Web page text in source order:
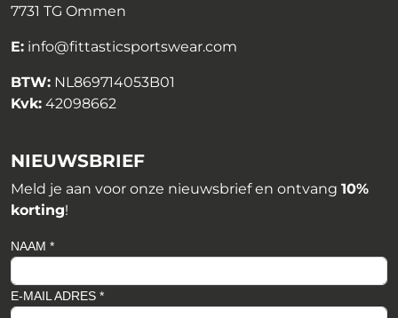
7731 TG Ommen
E: info@fittasticsportswear.com
BTW: NL869714053B01
Kvk: 42098662
NIEUWSBRIEF
Meld je aan voor onze nieuwsbrief en ontvang 10%
korting!
NAAM *
E-MAIL ADRES *